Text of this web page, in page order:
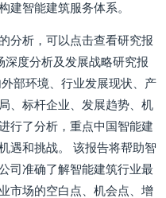
建智能建筑服务体系。
分析，可以点击查看研究报
深度分析及发展战略研究报
部环境、行业发展现状、产
、标杆企业、发展趋势、机
行了分析，重点中国智能建
遇和挑战。 该报告将帮助智
司准确了解智能建筑行业最
市场的空白点、机会点、增